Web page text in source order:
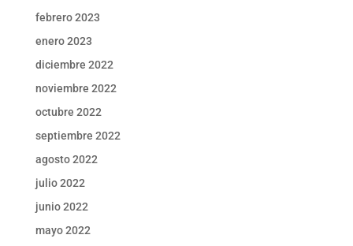
febrero 2023
enero 2023
diciembre 2022
noviembre 2022
octubre 2022
septiembre 2022
agosto 2022
julio 2022
junio 2022
mayo 2022